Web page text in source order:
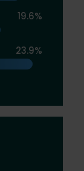
19.6%
23.9%